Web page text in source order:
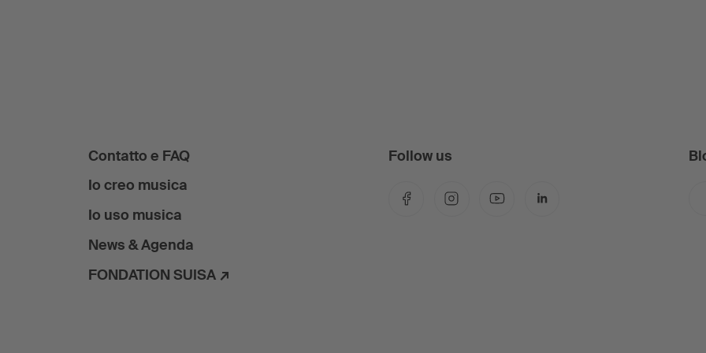
Contatto e FAQ
Io creo musica
Io uso musica
News & Agenda
FONDATION SUISA ↗
Follow us
FacebookInstagram